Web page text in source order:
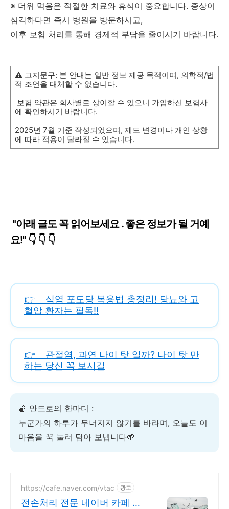
※ 더위 먹음은 적절한 치료와 휴식이 중요합니다. 증상이
심각하다면 즉시 병원을 방문하시고,
이후 보험 처리를 통해 경제적 부담을 줄이시기 바랍니다.
⚠️ 고지문구: 본 안내는 일반 정보 제공 목적이며, 의학적/법
적 조언을 대체할 수 없습니다.
보험 약관은 회사별로 상이할 수 있으니 가입하신 보험사
에 확인하시기 바랍니다.
2025년 7월 기준 작성되었으며, 제도 변경이나 개인 상황
에 따라 적용이 달라질 수 있습니다.
"아래 글도 꼭 읽어보세요 . 좋은 정보가 될 거예
요!" 👇 👇 👇
👉 식염 포도당 복용법 총정리! 당뇨와 고
혈압 환자는 필독!!
👉 관절염, 과연 나이 탓 일까? 나이 탓 만
하는 당신 꼭 보시길
🍎 안드로의 한마디 :
누군가의 하루가 무너지지 않기를 바라며, 오늘도 이
마음을 꾹 눌러 담아 보냅니다🌱
https://cafe.naver.com/vtac 광고
전손처리 전문 네이버 카페 전